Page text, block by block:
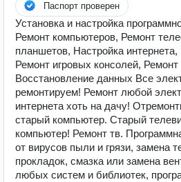
Паспорт проверен
Установка и настройка
Ремонт компьютеров, Ремонт
планшетов, Настройка интернета,
Ремонт игровых консолей,
Восстановление данных Все
ремонтируем! Ремонт любой
интернета хоть на дачу!
старый компьютер. Старый
компьютер! Ремонт тв.
от вирусов пыли и грязи, замена
прокладок, смазка или замена
любых систем и библиотек,